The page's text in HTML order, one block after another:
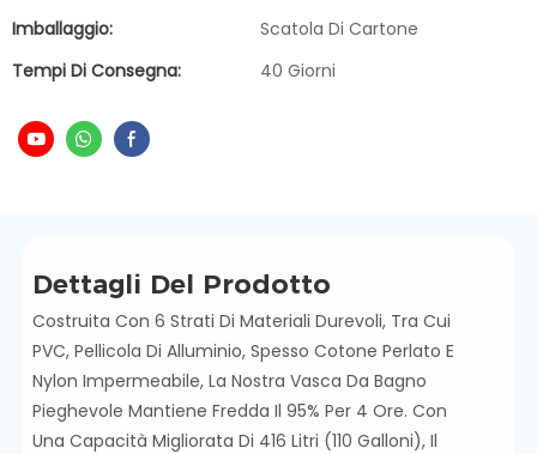
Imballaggio:
Scatola Di Cartone
Tempi Di Consegna:
40 Giorni
Dettagli Del Prodotto
Costruita Con 6 Strati Di Materiali Durevoli, Tra Cui
PVC, Pellicola Di Alluminio, Spesso Cotone Perlato E
Nylon Impermeabile, La Nostra Vasca Da Bagno
Pieghevole Mantiene Fredda Il 95% Per 4 Ore. Con
Una Capacità Migliorata Di 416 Litri (110 Galloni), Il